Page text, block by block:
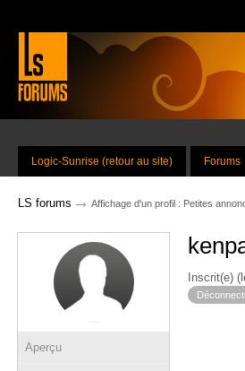
Logic-Sunrise (retour au site) Forums
LS forums → Affichage d'un profil : Petites
Aperçu
Inscrit(e)